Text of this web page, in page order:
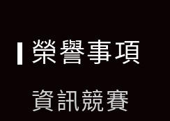
榮譽事項
資訊競賽